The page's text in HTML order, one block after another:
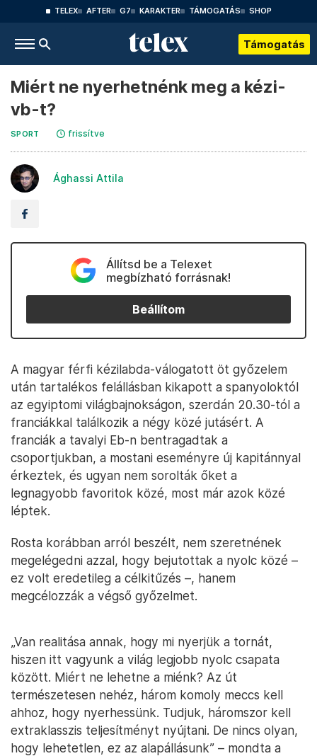
TELEX AFTER G7 KARAKTER TÁMOGATÁS SHOP
Támogatás
Miért ne nyerhetnénk meg a kézi-
vb-t?
SPORT frissítve
Ághassi Attila
Állítsd be a Telexet
megbízható forrásnak!
Beállítom
A magyar férfi kézilabda-válogatott öt győzelem
után tartalékos felállásban kikapott a spanyoloktól
az egyiptomi világbajnokságon, szerdán 20.30-tól a
franciákkal találkozik a négy közé jutásért. A
franciák a tavalyi Eb-n bentragadtak a
csoportjukban, a mostani eseményre új kapitánnyal
érkeztek, és ugyan nem sorolták őket a
legnagyobb favoritok közé, most már azok közé
léptek.
Rosta korábban arról beszélt, nem szeretnének
megelégedni azzal, hogy bejutottak a nyolc közé –
ez volt eredetileg a célkitűzés –, hanem
megcélozzák a végső győzelmet.
„Van realitása annak, hogy mi nyerjük a tornát,
hiszen itt vagyunk a világ legjobb nyolc csapata
között. Miért ne lehetne a miénk? Az út
természetesen nehéz, három komoly meccs kell
ahhoz, hogy nyerhessünk. Tudjuk, háromszor kell
extraklasszis teljesítményt nyújtani. De nincs olyan,
hogy lehetetlen, ez az alapállásunk” – mondta a